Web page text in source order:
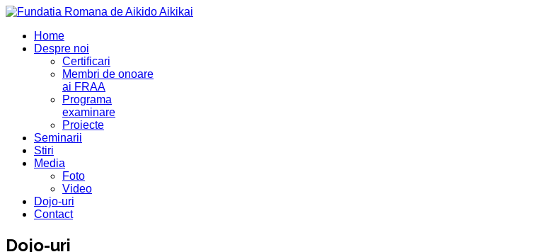
Home
Despre noi
Certificari
Membri de onoare
ai FRAA
Programa
examinare
Proiecte
Seminarii
Stiri
Media
Foto
Video
Dojo-uri
Contact
Dojo-uri